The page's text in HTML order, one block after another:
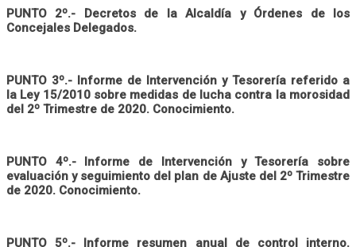
PUNTO 2º.- Decretos de la Alcaldía y Órdenes de los
Concejales Delegados.
PUNTO 3º.- Informe de Intervención y Tesorería referido a
la Ley 15/2010 sobre medidas de lucha contra la morosidad
del 2º Trimestre de 2020. Conocimiento.
PUNTO 4º.- Informe de Intervención y Tesorería sobre
evaluación y seguimiento del plan de Ajuste del 2º Trimestre
de 2020. Conocimiento.
PUNTO 5º.- Informe resumen anual de control interno.